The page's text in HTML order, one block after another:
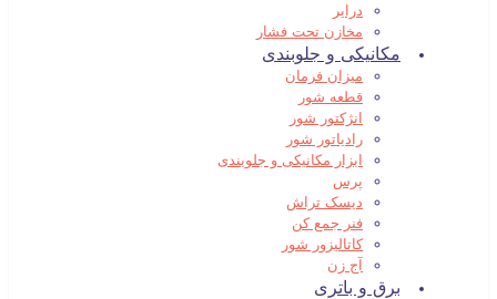
درایر
مخازن تحت فشار
مکانیکی و جلوبندی
میزان فرمان
قطعه شور
انژکتور شور
رادیاتور شور
ابزار مکانیکی و جلوبندی
پرس
دیسک تراش
فنر جمع کن
کاتالیزور شور
آج زن
برق و باتری